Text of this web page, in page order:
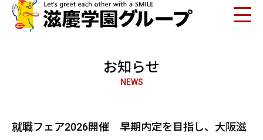
お知らせ
NEWS
就職フェア2026開催 早期内定を目指し、大阪滋